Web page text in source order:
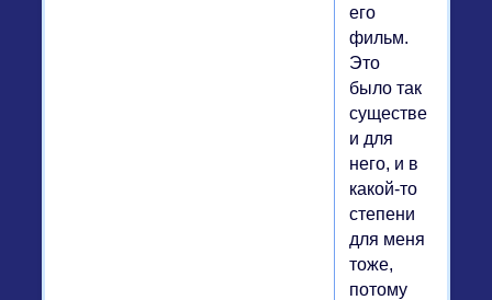
его
фильм.
Это
было так
существенно
и для
него, и в
какой-то
степени
для меня
тоже,
потому